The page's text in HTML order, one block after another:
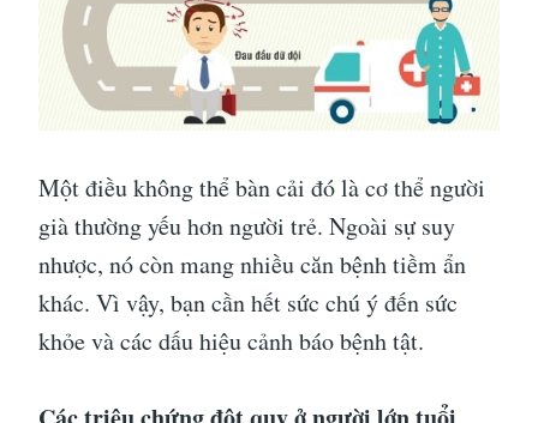
Một điều không thể bàn cải đó là cơ thể người
già thường yếu hơn người trẻ. Ngoài sự suy
nhược, nó còn mang nhiều căn bệnh tiềm ẩn
khác. Vì vậy, bạn cần hết sức chú ý đến sức
khỏe và các dấu hiệu cảnh báo bệnh tật.